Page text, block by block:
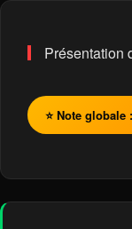
Présentation
⭐ Note globale